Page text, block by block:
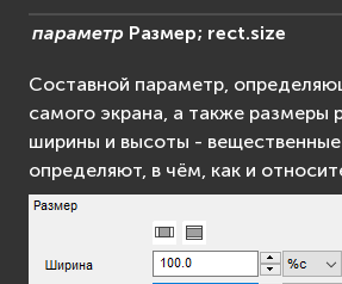
параметр Размер; rect.size
Составной параметр,
самого экрана, а также размеры
ширины и высоты -
определяют, в чём, как и